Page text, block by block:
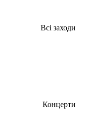
Всі заходи
Концерти